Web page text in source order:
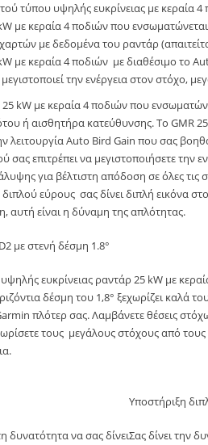
τύπου υψηλής ευκρίνειας με κεραία 4
με κεραία 4 ποδιών που
με δεδομένα του ραντάρ
με κεραία 4 ποδιών με διαθέσιμο το
την ενέργεια στον στόχο,
25 kW με κεραία 4 ποδιών που
ή αισθητήρα κατεύθυνσης. Το GMR
λειτουργία Auto Bird Gain που σας
επιτρέπει να μεγιστοποιήσετε την
για βέλτιστη απόδοση σε όλες
εύρους σας δίνει διπλή εικόνα
αυτή είναι η δύναμη της απλότητας.
με στενή δέσμη 1.8°
ευκρίνειας ραντάρ 25 kW με
δέσμη του 1,8° ξεχωρίζει καλά
πλότερ σας. Λαμβάνετε θέσεις
τους μεγάλους στόχους από
δυνατότητα να σας δίνει
Υποστήριξη
Σας δίνει την